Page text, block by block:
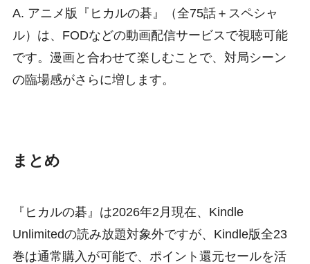
A. アニメ版『ヒカルの碁』（全75話＋スペシャ
ル）は、FODなどの動画配信サービスで視聴可能
です。漫画と合わせて楽しむことで、対局シーン
の臨場感がさらに増します。
まとめ
『ヒカルの碁』は2026年2月現在、Kindle
Unlimitedの読み放題対象外ですが、Kindle版全23
巻は通常購入が可能で、ポイント還元セールを活